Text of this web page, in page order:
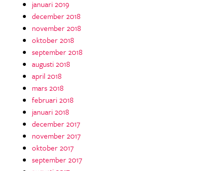
januari 2019
december 2018
november 2018
oktober 2018
september 2018
augusti 2018
april 2018
mars 2018
februari 2018
januari 2018
december 2017
november 2017
oktober 2017
september 2017